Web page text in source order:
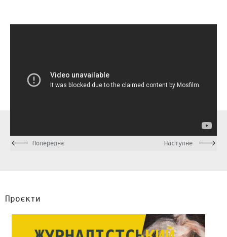
Наступне
Попереднє
Проєкти